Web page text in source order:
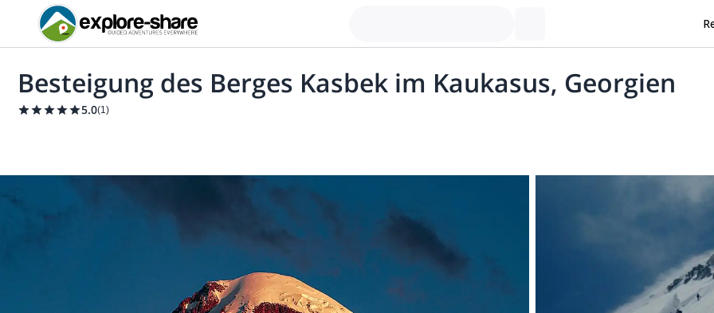
Besteigung des Berges Kasbek im Kaukasus, Georgien
5.0(1)